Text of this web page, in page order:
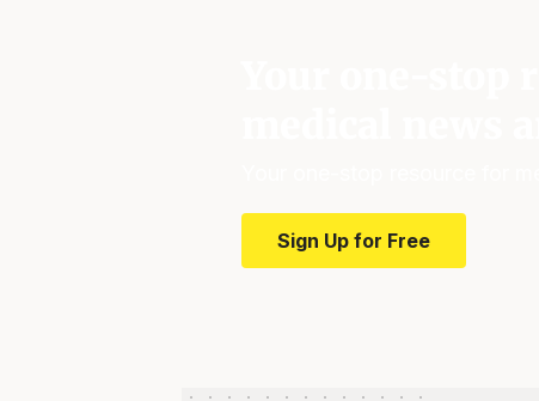
Sign Up for Free